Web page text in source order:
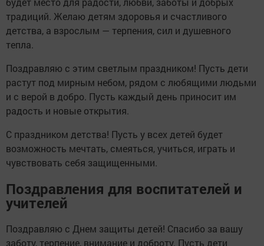
традиций. Желаю детям здоровья и счастливого
детства, а взрослым — терпения, сил и душевного
тепла.
Поздравляю с этим светлым праздником! Пусть дети
растут под мирным небом, рядом с любящими людьми
и с верой в добро. Пусть каждый день приносит им
радость и новые открытия.
С праздником детства! Пусть у всех детей будет
возможность мечтать, смеяться, учиться, играть и
чувствовать себя защищенными.
Поздравления для воспитателей и
учителей
Поздравляю с Днем защиты детей! Спасибо за вашу
заботу, терпение, внимание и доброту. Пусть дети